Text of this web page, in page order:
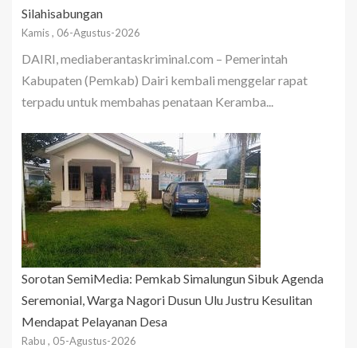
Silahisabungan
Kamis , 06-Agustus-2026
DAIRI, mediaberantaskriminal.com – Pemerintah
Kabupaten (Pemkab) Dairi kembali menggelar rapat
terpadu untuk membahas penataan Keramba...
Sorotan SemiMedia: Pemkab Simalungun Sibuk Agenda
Seremonial, Warga Nagori Dusun Ulu Justru Kesulitan
Mendapat Pelayanan Desa
Rabu , 05-Agustus-2026